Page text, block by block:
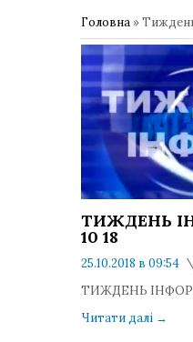
Головна »
ТИЖДЕНЬ
10 18
25.10.2018 в 09:54
ТИЖДЕНЬ ІНФОРМ
Читати далі →